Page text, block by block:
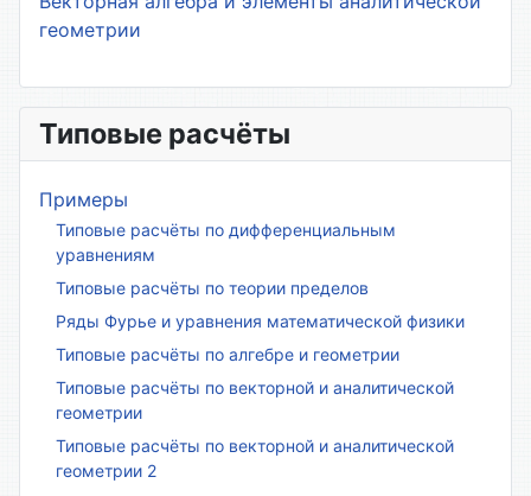
геометрии
Типовые расчёты
Примеры
Типовые расчёты по дифференциальным
уравнениям
Типовые расчёты по теории пределов
Ряды Фурье и уравнения математической физики
Типовые расчёты по алгебре и геометрии
Типовые расчёты по векторной и аналитической
геометрии
Типовые расчёты по векторной и аналитической
геометрии 2